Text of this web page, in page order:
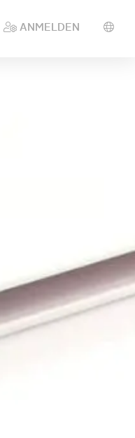
ANMELDEN